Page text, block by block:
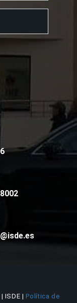
ISDE |Política de